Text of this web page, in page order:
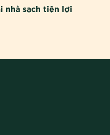
nhà sạch tiện lợi